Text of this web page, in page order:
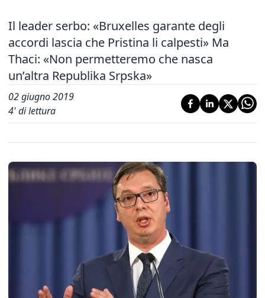
Il leader serbo: «Bruxelles garante degli
accordi lascia che Pristina li calpesti» Ma
Thaci: «Non permetteremo che nasca
un’altra Republika Srpska»
02 giugno 2019
4' di lettura